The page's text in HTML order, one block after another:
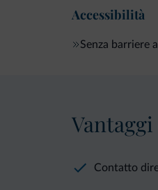
Accessibilità
Senza barriere
Contatto